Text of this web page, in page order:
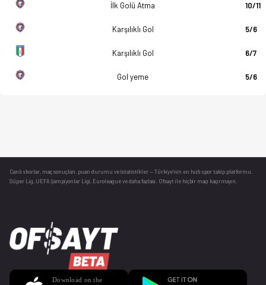
İlk Golü Atma 10/11
Karşılıklı Gol 5/6
Karşılıklı Gol 6/7
Gol yeme 5/6
Canlı skorlar , maç sonuçları, puan durumu ve istatistikler — Türkiye’nin en hızlı spor takip platformu.
Süper Lig, UEFA Şampiyonlar Ligi, Euroleague ve daha fazlası. Ofsayt ile hiçbir maçı kaçırmayın.